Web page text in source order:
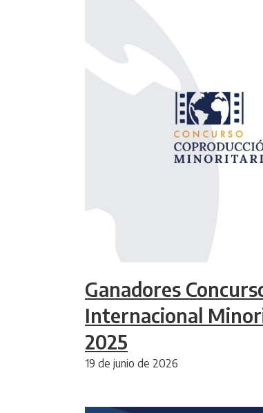
Ganadores
Internacional
2025
19 de junio de 2026